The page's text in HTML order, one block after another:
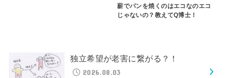
薪でパンを焼くのはエコなのエコ
じゃないの？教えてQ博士！
独立希望が老害に繋がる？！
2026.08.03